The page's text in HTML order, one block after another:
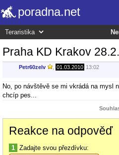
poradna.net
Praha KD Krakov
Petr60zelv 01.03.2010 13:02
No, po návštěvě se mi vkrádá na mysl
chcíp pes...
Reakce na odpověď
1 Zadajte svou přezdívku: